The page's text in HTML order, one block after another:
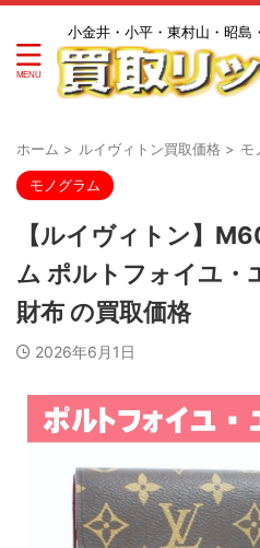
小金井・小平・東村山・昭島
ホーム > ルイヴィトン買取価格 > モ
モノグラム
【ルイヴィトン】
ム ポルトフォイユ・
財布 の買取価格
2026年6月1日